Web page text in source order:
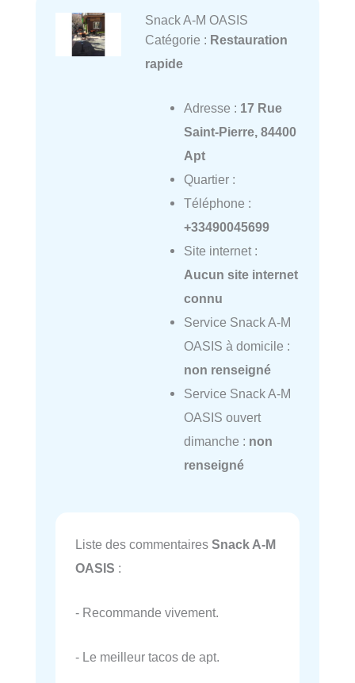
Snack A-M OASIS
Catégorie : Restauration
rapide
Adresse : 17 Rue
Saint-Pierre, 84400
Apt
Quartier :
Téléphone :
+33490045699
Site internet :
Aucun site internet
connu
Service Snack A-M
OASIS à domicile :
non renseigné
Service Snack A-M
OASIS ouvert
dimanche : non
renseigné
Liste des commentaires Snack A-M
OASIS :
- Recommande vivement.
- Le meilleur tacos de apt.